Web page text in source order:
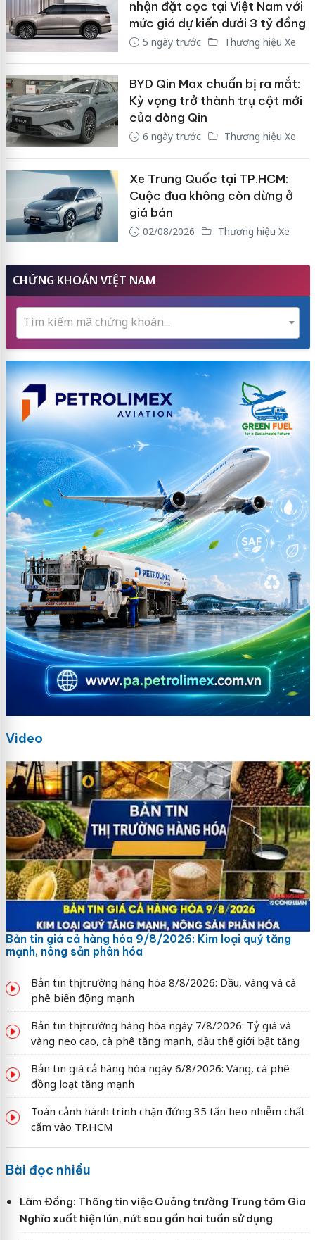
nhận đặt cọc tại Việt Nam với
mức giá dự kiến dưới 3 tỷ đồng
5 ngày trước Thương hiệu Xe
BYD Qin Max chuẩn bị ra mắt:
Kỳ vọng trở thành trụ cột mới
của dòng Qin
6 ngày trước Thương hiệu Xe
Xe Trung Quốc tại TP.HCM:
Cuộc đua không còn dừng ở
giá bán
02/08/2026 Thương hiệu Xe
CHỨNG KHOÁN VIỆT NAM
Tìm kiếm mã chứng khoán...
Video
Bản tin giá cả hàng hóa 9/8/2026: Kim loại quý tăng
mạnh, nông sản phân hóa
Bản tin thị trường hàng hóa 8/8/2026: Dầu, vàng và cà
phê biến động mạnh
Bản tin thị trường hàng hóa ngày 7/8/2026: Tỷ giá và
vàng neo cao, cà phê tăng mạnh, dầu thế giới bật tăng
Bản tin giá cả hàng hóa ngày 6/8/2026: Vàng, cà phê
đồng loạt tăng mạnh
Toàn cảnh hành trình chặn đứng 35 tấn heo nhiễm chất
cấm vào TP.HCM
Bài đọc nhiều
Lâm Đồng: Thông tin việc Quảng trường Trung tâm Gia
Nghĩa xuất hiện lún, nứt sau gần hai tuần sử dụng